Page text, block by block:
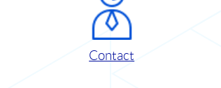
Contact